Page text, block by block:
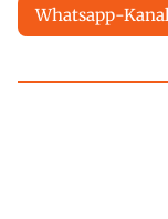
Whatsapp-